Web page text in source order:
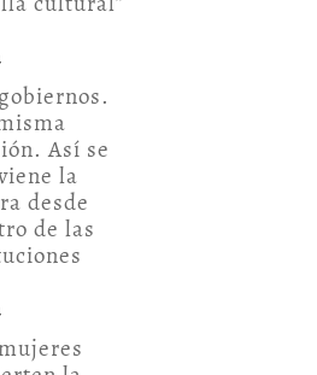
Así se
la
desde
de las